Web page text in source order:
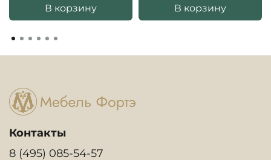
В корзину
В корзину
Контакты
8 (495) 085-54-57